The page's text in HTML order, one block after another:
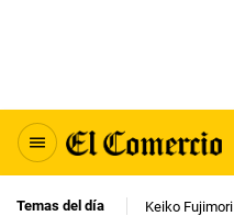
Temas del día Keiko Fujimori